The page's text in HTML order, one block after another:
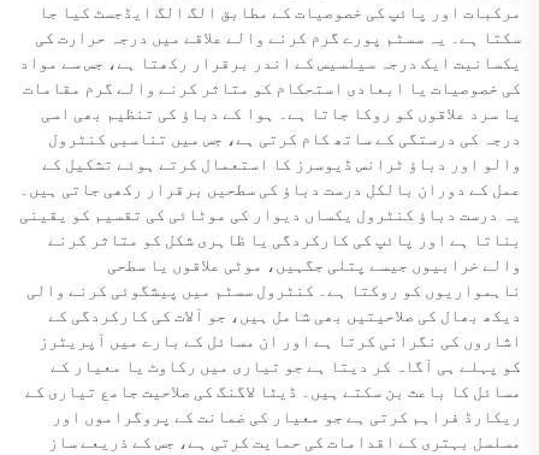
مرکبات اور پائپ کی خصوصیات کے مطابق الگ الگ ایڈجسٹ کیا جا
سکتا ہے۔ یہ سسٹم پورے گرم کرنے والے علاقے میں درجہ حرارت کی
یکسانیت ایک درجہ سیلسیس کے اندر برقرار رکھتا ہے، جس سے مواد
کی خصوصیات یا ابعادی استحکام کو متاثر کرنے والے گرم مقامات
یا سرد علاقوں کو روکا جاتا ہے۔ ہوا کے دباؤ کی تنظیم بھی اسی
درجہ کی درستگی کے ساتھ کام کرتی ہے، جس میں تناسبی کنٹرول
والو اور دباؤ ٹرانس ڈیوسرز کا استعمال کرتے ہوئے تشکیل کے
عمل کے دوران بالکل درست دباؤ کی سطحیں برقرار رکھی جاتی ہیں۔
یہ درست دباؤ کنٹرول یکساں دیوار کی موٹائی کی تقسیم کو یقینی
بناتا ہے اور پائپ کی کارکردگی یا ظاہری شکل کو متاثر کرنے
والے خرابیوں جیسے پتلی جگہیں، موٹی علاقوں یا سطحی
ناہمواریوں کو روکتا ہے۔ کنٹرول سسٹم میں پیشگوئی کرنے والی
دیکھ بھال کی صلاحیتیں بھی شامل ہیں، جو آلات کی کارکردگی کے
اشاروں کی نگرانی کرتا ہے اور ان مسائل کے بارے میں آپریٹرز
کو پہلے ہی آگاہ کر دیتا ہے جو تیاری میں رکاوٹ یا معیار کے
مسائل کا باعث بن سکتے ہیں۔ ڈیٹا لاگنگ کی صلاحیت جامع تیاری کے
ریکارڈ فراہم کرتی ہے جو معیار کی ضمانت کے پروگراموں اور
مسلسل بہتری کے اقدامات کی حمایت کرتی ہے، جس کے ذریعے ساز